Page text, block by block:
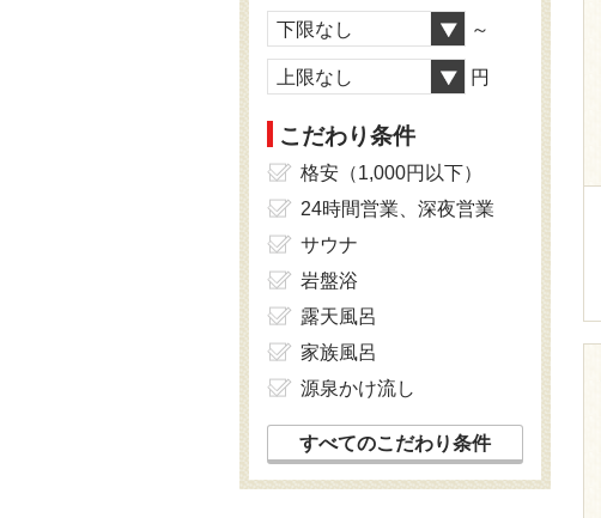
下限なし ～
上限なし 円
こだわり条件
格安（1,000円以下）
24時間営業、深夜営業
サウナ
岩盤浴
露天風呂
家族風呂
源泉かけ流し
すべてのこだわり条件